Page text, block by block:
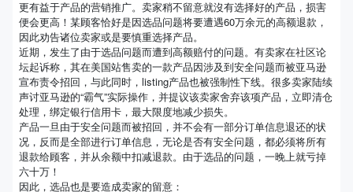
更有益于产品的营销推广。卖家稍不留意就沒有选择好的产品，损害
便会更高！某顾客恰好是因选品问题将要遭遇60万余元的高额退款，
因此劝告诸位卖家或是要慎重选择产品。
近期，发生了由于选品问题而遭到高额赔付的问题。有卖家在社区论
坛起诉称，其在美国站售卖的一款产品因涉及到安全问题而被亚马逊
宣布责令招回，与此同时，listing产品也被强制性下线。很多卖家陆续
声讨亚马逊的“霸气”实际操作，并提议该卖家舍弃该项产品，立即清仓
处理，绑定银行信用卡，最大限度地减少损失。
产品一旦由于安全问题而被招回，并不会有一部分订单信息退还的状
况，反而是全部进行订单信息，无论是否有安全问题，都必须将所有
退款给顾客，并从余额中扣减退款。由于选品的问题，一晚上就亏掉
六十万！
因此，选品也是要造成卖家的留意：